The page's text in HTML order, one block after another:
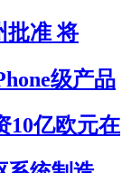
批准 将
级产品
10亿欧元在